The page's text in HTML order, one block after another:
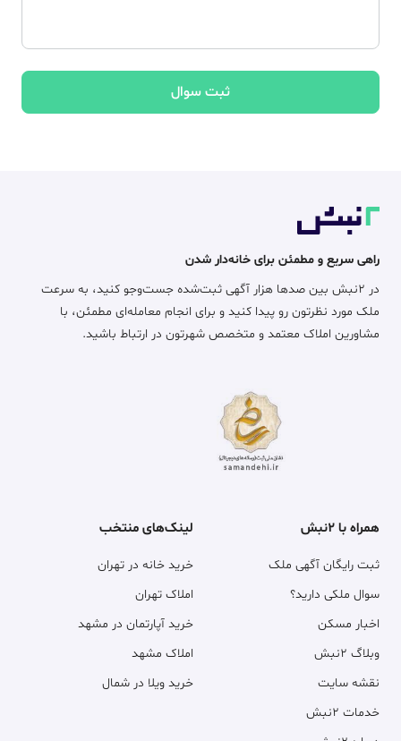
ثبت سوال
راهی سریع و مطمئن برای خانه‌دار شدن
در ۲نبش بین صدها هزار آگهی ثبت‌شده جست‌وجو کنید، به سرعت
ملک مورد نظرتون رو پیدا کنید و برای انجام معامله‌ای مطمئن، با
مشاورین املاک معتمد و متخصص شهرتون در ارتباط باشید.
همراه با ۲نبش
ثبت رایگان آگهی ملک
سوال ملکی دارید؟
اخبار مسکن
وبلاگ ۲نبش
نقشه سایت
خدمات ۲نبش
لینک‌های منتخب
خرید خانه در تهران
املاک تهران
خرید آپارتمان در مشهد
املاک مشهد
خرید ویلا در شمال